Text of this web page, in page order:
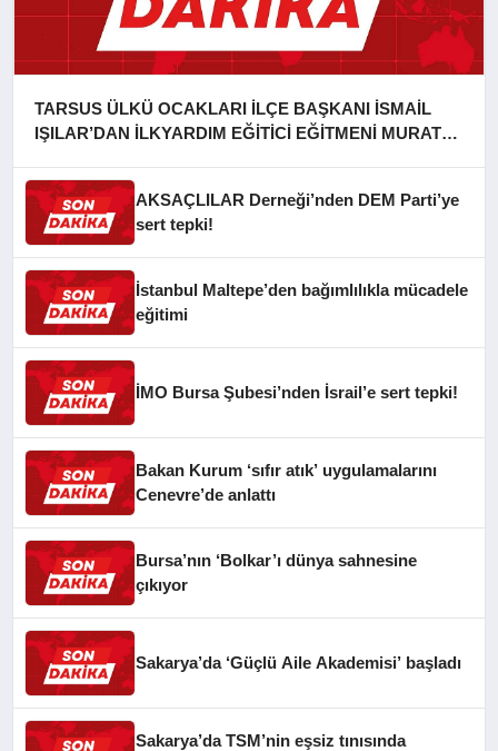
TARSUS ÜLKÜ OCAKLARI İLÇE BAŞKANI İSMAİL
IŞILAR’DAN İLKYARDIM EĞİTİCİ EĞİTMENİ MURAT
AKSAÇLILAR Derneği’nden DEM Parti’ye
sert tepki!
İstanbul Maltepe’den bağımlılıkla mücadele
eğitimi
İMO Bursa Şubesi’nden İsrail’e sert tepki!
Bakan Kurum ‘sıfır atık’ uygulamalarını
Cenevre’de anlattı
Bursa’nın ‘Bolkar’ı dünya sahnesine
çıkıyor
Sakarya’da ‘Güçlü Aile Akademisi’ başladı
Sakarya’da TSM’nin eşsiz tınısında